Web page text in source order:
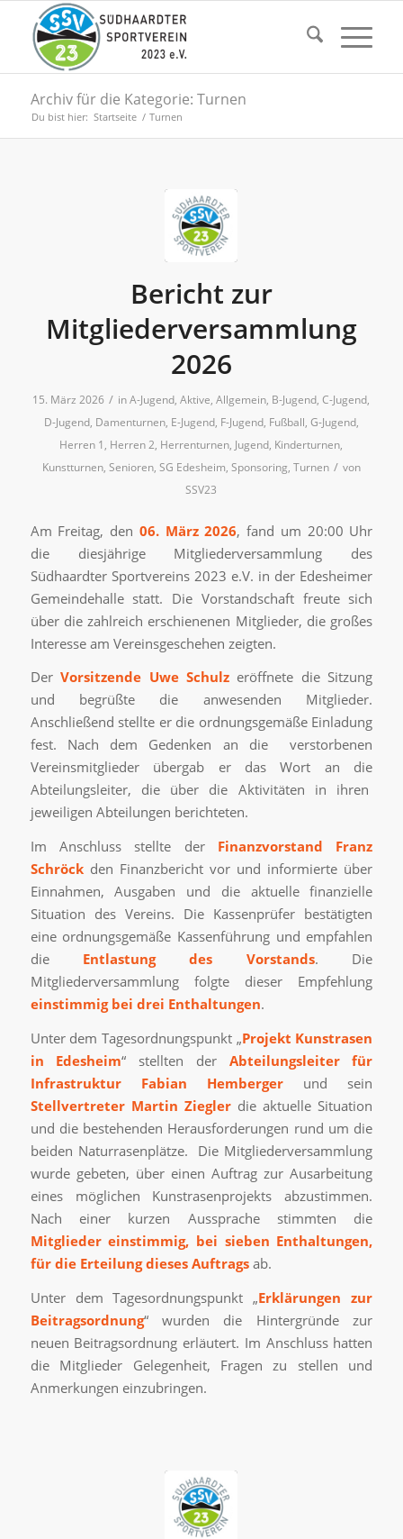
Archiv für die Kategorie: Turnen
Du bist hier: Startseite / Turnen
Bericht zur
Mitgliederversammlung
2026
15. März 2026 / inA-Jugend,Aktive,Allgemein, B-Jugend,C-Jugend,
D-Jugend, Damenturnen, E-Jugend, F-Jugend, Fußball, G-Jugend,
Herren 1 , Herren 2, Herrenturnen, Jugend, Kinderturnen,
Kunstturnen, Senioren, SG Edesheim, Sponsoring, Turnen / von
SSV23
Am Freitag, den 06. März 2026, fand um 20:00 Uhr
die diesjährige Mitgliederversammlung des
Südhaardter Sportvereins 2023 e.V. in der Edesheimer
Gemeindehalle statt. Die Vorstandschaft freute sich
über die zahlreich erschienenen Mitglieder, die großes
Interesse am Vereinsgeschehen zeigten.
DerVorsitzende Uwe Schulz eröffnete die Sitzung
und begrüßte die anwesenden Mitglieder.
Anschließend stellte er die ordnungsgemäße Einladung
fest. Nach dem Gedenken an die verstorbenen
Vereinsmitglieder übergab er das Wort an die
Abteilungsleiter, die über die Aktivitäten in ihren
jeweiligen Abteilungen berichteten.
Im Anschluss stellte der Finanzvorstand Franz
Schröckden Finanzbericht vor und informierte über
Einnahmen, Ausgaben und die aktuelle finanzielle
Situation des Vereins. Die Kassenprüfer bestätigten
eine ordnungsgemäße Kassenführung und empfahlen
dieEntlastung des Vorstands. Die
Mitgliederversammlung folgte dieser Empfehlung
einstimmig bei drei Enthaltungen.
Unter dem Tagesordnungspunkt „Projekt Kunstrasen
in Edesheim“ stellten der Abteilungsleiter für
Infrastruktur Fabian Hemberger und sein
Stellvertreter Martin Zieglerdie aktuelle Situation
und die bestehenden Herausforderungen rund um die
beiden Naturrasenplätze. Die Mitgliederversammlung
wurde gebeten, über einen Auftrag zur Ausarbeitung
eines möglichen Kunstrasenprojekts abzustimmen.
Nach einer kurzen Aussprache stimmten die
Mitglieder einstimmig, bei sieben Enthaltungen,
für die Erteilung dieses Auftragsab.
Unter dem Tagesordnungspunkt „Erklärungen zur
Beitragsordnung“ wurden die Hintergründe zur
neuen Beitragsordnung erläutert. Im Anschluss hatten
die Mitglieder Gelegenheit, Fragen zu stellen und
Anmerkungen einzubringen.